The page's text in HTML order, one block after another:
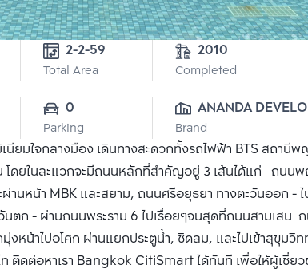
Total Area
2010
Completed
0
Parking
ANANDA
PUBLIC CO., LTD.
Brand
มใจกลางมือง เดินทางสะดวกทั้งรถไฟฟ้า BTS สถานีพ
ดยในละแวกจะมีถนนหลักที่สำคัญอยู่ 3 เส้นได้แก่ ถนนพ
นหน้า MBK และสยาม, ถนนศรีอยุธยา ทางตะวันออก - ไ
ตก - ผ่านถนนพระราม 6 ไปเรื่อยๆจนสุดที่ถนนสามเสน
หน้าไปอโศก ผ่านแยกประตูน้ำ, ชิดลม, และไปเข้าสุขุมวิ
ติดต่อหาเรา Bangkok CitiSmart ได้ทันที เพื่อให้ผู้เชี่ยว